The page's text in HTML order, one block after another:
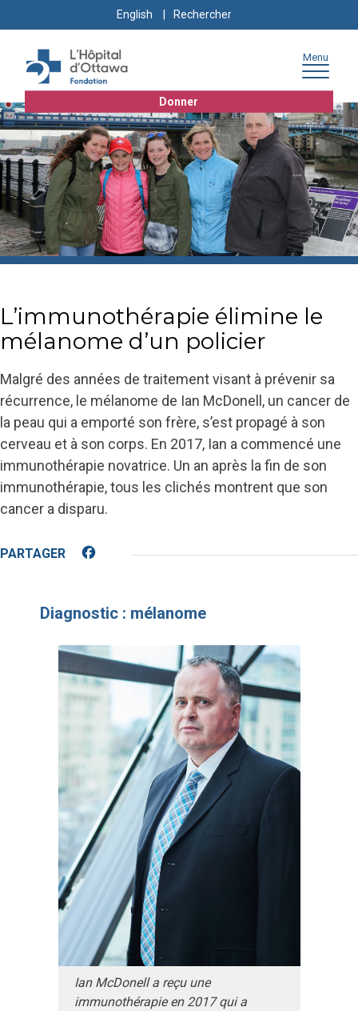
to
content
to
navigation
to
sitemap
English
Search
for:
Donner
Menu
L’immunothérapie élimine le
mélanome d’un policier
Malgré des années de traitement visant à prévenir sa
récurrence, le mélanome de Ian McDonell, un cancer de
la peau qui a emporté son frère, s’est propagé à son
cerveau et à son corps. En 2017, Ian a commencé une
immunothérapie novatrice. Un an après la fin de son
immunothérapie, tous les clichés montrent que son
cancer a disparu.
Facebook
Diagnostic : mélanome
Ian McDonell a reçu une
immunothérapie en 2017 qui a